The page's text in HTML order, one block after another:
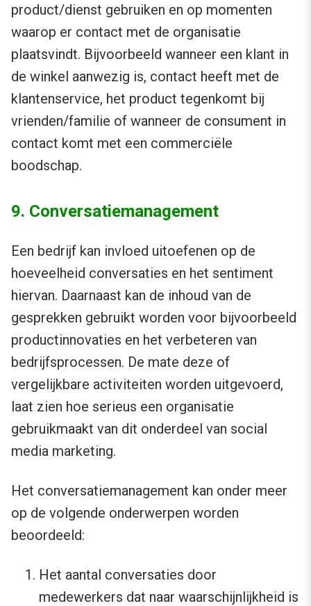
product/dienst gebruiken en op momenten
waarop er contact met de organisatie
plaatsvindt. Bijvoorbeeld wanneer een klant in
de winkel aanwezig is, contact heeft met de
klantenservice, het product tegenkomt bij
vrienden/familie of wanneer de consument in
contact komt met een commerciële
boodschap.
9. Conversatiemanagement
Een bedrijf kan invloed uitoefenen op de
hoeveelheid conversaties en het sentiment
hiervan. Daarnaast kan de inhoud van de
gesprekken gebruikt worden voor bijvoorbeeld
productinnovaties en het verbeteren van
bedrijfsprocessen. De mate deze of
vergelijkbare activiteiten worden uitgevoerd,
laat zien hoe serieus een organisatie
gebruikmaakt van dit onderdeel van social
media marketing.
Het conversatiemanagement kan onder meer
op de volgende onderwerpen worden
beoordeeld:
Het aantal conversaties door
medewerkers dat naar waarschijnlijkheid is